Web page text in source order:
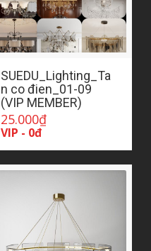
SUEDU_Lighting_Ta
n co đien_01-09
(VIP MEMBER)
25.000₫
VIP - 0đ